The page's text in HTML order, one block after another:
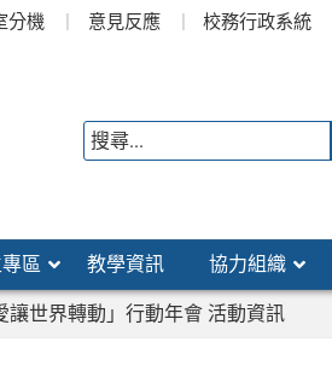
分機 意見反應 校務行政系統
區 教學資訊 協力組織
世界轉動」行動年會 活動資訊